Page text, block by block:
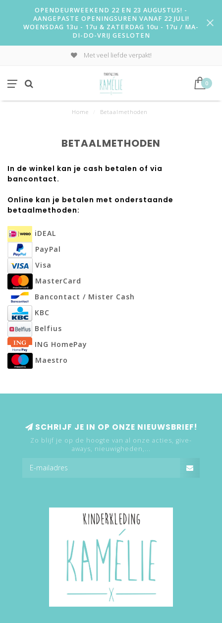
OPENDEURWEEKEND 22 EN 23 AUGUSTUS! -
AANGEPASTE OPENINGSUREN VANAF 22 JULI!
WOENSDAG 13u - 17u & ZATERDAG 10u - 17u / MA-
DI-DO-VRIJ GESLOTEN
Met veel liefde verpakt!
0
Home Betaalmethoden
BETAALMETHODEN
In de winkel kan je cash betalen of via
bancontact.
Online kan je betalen met onderstaande
betaalmethoden:
iDEAL
PayPal
Visa
MasterCard
Bancontact / Mister Cash
KBC
Belfius
ING HomePay
Maestro
SCHRIJF JE IN OP ONZE NIEUWSBRIEF!
Zo blijf je op de hoogte van al onze acties, give-
aways, nieuwigheden,...